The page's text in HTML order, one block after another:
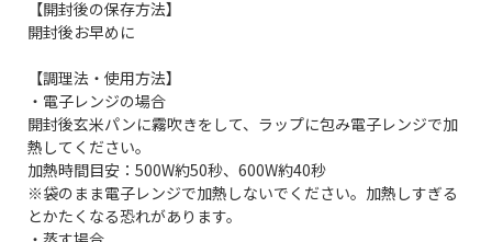
【開封後の保存方法】
開封後お早めに
【調理法・使用方法】
・電子レンジの場合
開封後玄米パンに霧吹きをして、ラップに包み電子レンジで加
熱してください。
加熱時間目安：500W約50秒、600W約40秒
※袋のまま電子レンジで加熱しないでください。加熱しすぎる
とかたくなる恐れがあります。